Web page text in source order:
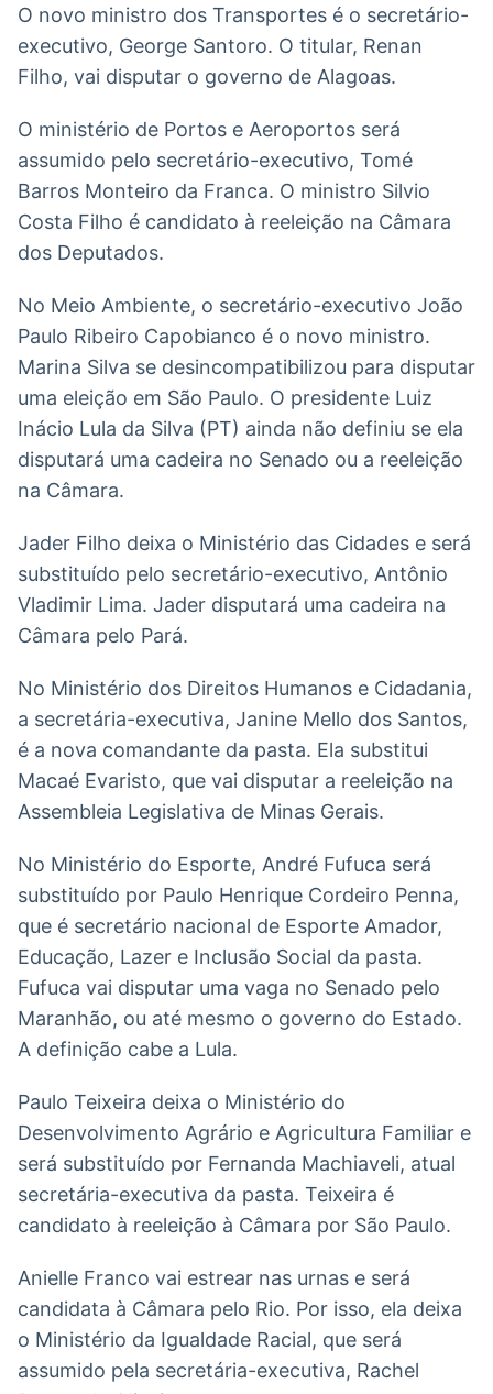
Investimentos
Em breve
de ativos
Em breve
Em breve
O novo ministro dos Transportes é o secretário-
executivo, George Santoro. O titular, Renan
Filho, vai disputar o governo de Alagoas.
O ministério de Portos e Aeroportos será
assumido pelo secretário-executivo, Tomé
Barros Monteiro da Franca. O ministro Silvio
Costa Filho é candidato à reeleição na Câmara
dos Deputados.
No Meio Ambiente, o secretário-executivo João
Paulo Ribeiro Capobianco é o novo ministro.
Marina Silva se desincompatibilizou para disputar
uma eleição em São Paulo. O presidente Luiz
Inácio Lula da Silva (PT) ainda não definiu se ela
disputará uma cadeira no Senado ou a reeleição
na Câmara.
Jader Filho deixa o Ministério das Cidades e será
substituído pelo secretário-executivo, Antônio
Vladimir Lima. Jader disputará uma cadeira na
Câmara pelo Pará.
No Ministério dos Direitos Humanos e Cidadania,
a secretária-executiva, Janine Mello dos Santos,
é a nova comandante da pasta. Ela substitui
Macaé Evaristo, que vai disputar a reeleição na
Assembleia Legislativa de Minas Gerais.
No Ministério do Esporte, André Fufuca será
substituído por Paulo Henrique Cordeiro Penna,
que é secretário nacional de Esporte Amador,
Educação, Lazer e Inclusão Social da pasta.
Fufuca vai disputar uma vaga no Senado pelo
Maranhão, ou até mesmo o governo do Estado.
A definição cabe a Lula.
Paulo Teixeira deixa o Ministério do
Desenvolvimento Agrário e Agricultura Familiar e
será substituído por Fernanda Machiaveli, atual
secretária-executiva da pasta. Teixeira é
candidato à reeleição à Câmara por São Paulo.
Anielle Franco vai estrear nas urnas e será
candidata à Câmara pelo Rio. Por isso, ela deixa
o Ministério da Igualdade Racial, que será
assumido pela secretária-executiva, Rachel